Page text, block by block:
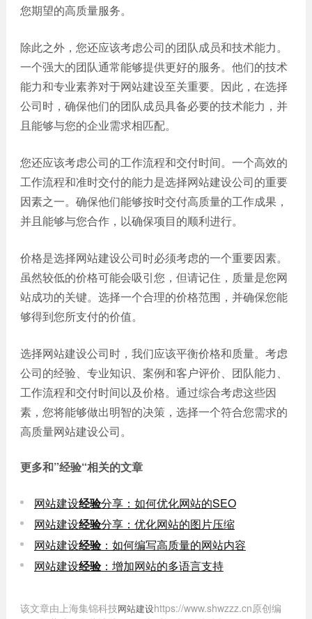
您期望的高质量服务。
除此之外，您还应该考虑公司的团队成员和技术能力。
一个强大的团队通常能够提供更好的服务。他们的技术
能力和专业素养对于网站建设至关重要。因此，在选择
公司时，确保他们的团队成员具备必要的技术能力，并
且能够与您的企业需求相匹配。
您还应该考虑公司的工作流程和交付时间。一个高效的
工作流程和准时交付的能力是选择网站建设公司的重要
因素之一。确保他们能够按时交付高质量的工作成果，
并且能够与您合作，以确保项目的顺利进行。
价格是选择网站建设公司时必须考虑的一个重要因素。
虽然较低的价格可能会吸引您，但请记住，质量是您网
站成功的关键。选择一个合理的价格范围，并确保您能
够得到您所支付的价值。
选择网站建设公司时，我们应该平衡价格和质量。考虑
公司的经验、专业知识、案例和客户评价、团队能力、
工作流程和交付时间以及价格。通过综合考虑这些因
素，您将能够做出明智的决策，选择一个符合您需求的
高质量网站建设公司。
更多和”经验“相关的文章
网站建设经验分享：如何优化网站的SEO
网站建设经验分享：优化网站的图片压缩
网站建设经验：如何编写高质量的网站内容
网站建设经验：增加网站的多语言支持
该文章由上海集锦科技网站建设https://www.shwzzz.cn原创编